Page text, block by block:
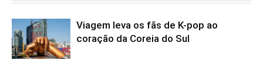
Viagem leva os fãs de K-pop ao
coração da Coreia do Sul